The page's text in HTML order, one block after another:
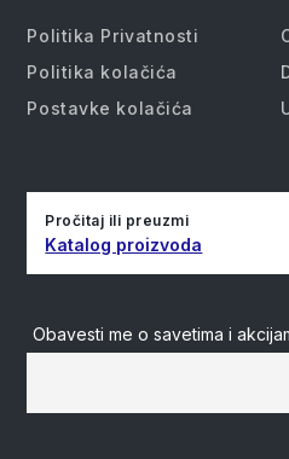
Politika Privatnosti
Politika kolačića
Postavke kolačića
Pročitaj ili preuzmi
Katalog proizvoda
Obavesti me o savetima i